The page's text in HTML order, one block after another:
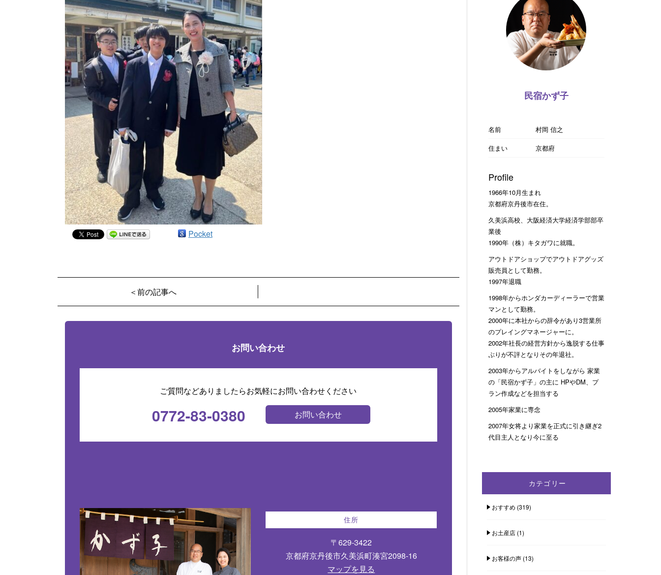
Pocket
＜前の記事へ
お問い合わせ
ご質問などありましたらお気軽にお問い合わせください
0772-83-0380 お問い合わせ
住所
〒629-3422
京都府京丹後市久美浜町湊宮2098-16
マップを見る
民宿かず子
名前
村岡 信之
住まい
京都府
Profile
1966年10月生まれ
京都府京丹後市在住。
久美浜高校、大阪経済大学経済学部部卒
業後
1990年（株）キタガワに就職。
アウトドアショップでアウトドアグッズ
販売員として勤務。
1997年退職
1998年からホンダカーディーラーで営業
マンとして勤務。
2000年に本社からの辞令があり3営業所
のプレイングマネージャーに。
2002年社長の経営方針から逸脱する仕事
ぶりが不評となりその年退社。
2003年からアルバイトをしながら 家業
の「民宿かず子」の主に HPやDM、プ
ラン作成などを担当する
2005年家業に専念
2007年女将より家業を正式に引き継ぎ2
代目主人となり今に至る
カテゴリー
おすすめ (319)
お土産店(1)
お客様の声(13)